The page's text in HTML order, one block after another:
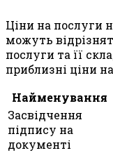
Ціни на послуги
можуть
послуги та її
приблизні ціни
Найменування
Засвідчення
підпису на
документі